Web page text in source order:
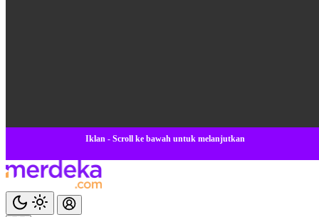
Iklan - Scroll ke bawah untuk melanjutkan